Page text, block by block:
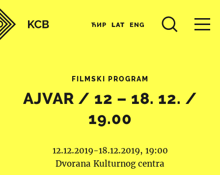
ЋИР LAT ENG
FILMSKI PROGRAM
AJVAR / 12 – 18. 12. /
19.00
12.12.2019-18.12.2019, 19:00
Dvorana Kulturnog centra